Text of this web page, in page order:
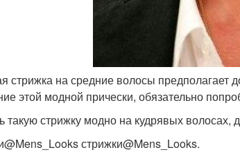
стрижка на средние волосы предполагает
этой модной прически, обязательно
такую стрижку модно на кудрявых
стрижки@Mens_Looks.